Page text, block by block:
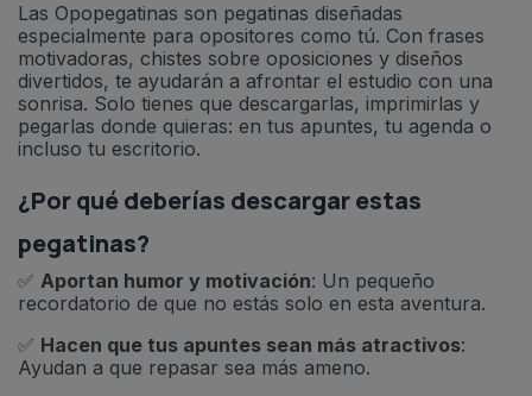
Las Opopegatinas son pegatinas diseñadas
especialmente para opositores como tú. Con frases
motivadoras, chistes sobre oposiciones y diseños
divertidos, te ayudarán a afrontar el estudio con una
sonrisa. Solo tienes que descargarlas, imprimirlas y
pegarlas donde quieras: en tus apuntes, tu agenda o
incluso tu escritorio.
¿Por qué deberías descargar estas
pegatinas?
✅ Aportan humor y motivación: Un pequeño
recordatorio de que no estás solo en esta aventura.
✅ Hacen que tus apuntes sean más atractivos:
Ayudan a que repasar sea más ameno.